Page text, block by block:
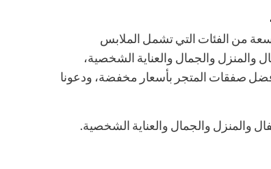
من الفئات التي تشمل الملابس
والمنزل والجمال والعناية الشخصية،
صفقات المتجر بأسعار مخفضة، ودعونا
والمنزل والجمال والعناية الشخصية.